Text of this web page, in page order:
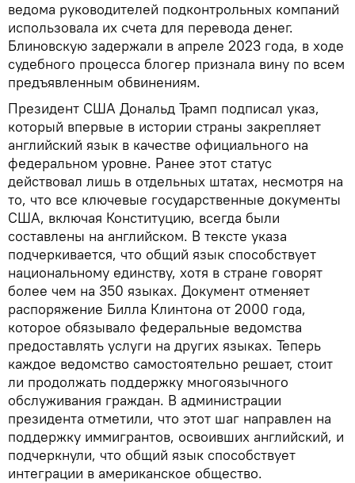
ведома руководителей подконтрольных компаний
использовала их счета для перевода денег.
Блиновскую задержали в апреле 2023 года, в ходе
судебного процесса блогер признала вину по всем
предъявленным обвинениям.
Президент США Дональд Трамп подписал указ,
который впервые в истории страны закрепляет
английский язык в качестве официального на
федеральном уровне. Ранее этот статус
действовал лишь в отдельных штатах, несмотря на
то, что все ключевые государственные документы
США, включая Конституцию, всегда были
составлены на английском. В тексте указа
подчеркивается, что общий язык способствует
национальному единству, хотя в стране говорят
более чем на 350 языках. Документ отменяет
распоряжение Билла Клинтона от 2000 года,
которое обязывало федеральные ведомства
предоставлять услуги на других языках. Теперь
каждое ведомство самостоятельно решает, стоит
ли продолжать поддержку многоязычного
обслуживания граждан. В администрации
президента отметили, что этот шаг направлен на
поддержку иммигрантов, освоивших английский, и
подчеркнули, что общий язык способствует
интеграции в американское общество.